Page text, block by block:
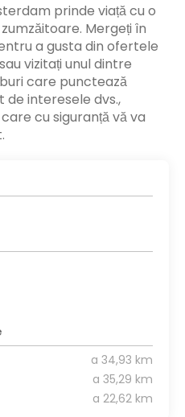
prinde viață cu o
Mergeți în
a gusta din ofertele
vizitați unul dintre
care punctează
de interesele dvs.,
cu siguranță vă va
a 34,93 km
a 35,29 km
a 22,62 km